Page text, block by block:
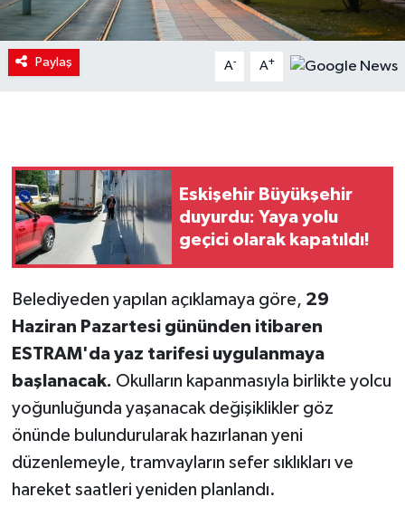
Paylaş A- A+
Eskişehir Büyükşehir
duyurdu: Yaya yolu
geçici olarak kapatıldı!
Belediyeden yapılan açıklamaya göre, 29
Haziran Pazartesi gününden itibaren
ESTRAM'da yaz tarifesi uygulanmaya
başlanacak. Okulların kapanmasıyla birlikte yolcu
yoğunluğunda yaşanacak değişiklikler göz
önünde bulundurularak hazırlanan yeni
düzenlemeyle, tramvayların sefer sıklıkları ve
hareket saatleri yeniden planlandı.